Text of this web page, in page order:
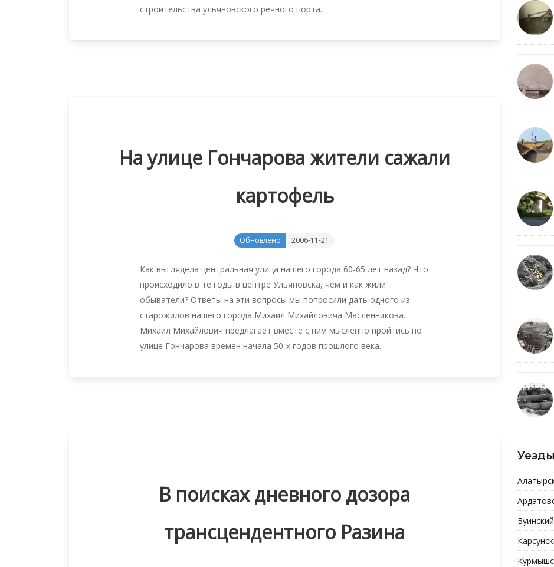
строительства ульяновского речного порта.
На улице Гончарова жители сажали
картофель
Обновлено 2006-11-21
Как выглядела центральная улица нашего города 60-65 лет назад? Что
происходило в те годы в центре Ульяновска, чем и как жили
обыватели? Ответы на эти вопросы мы попросили дать одного из
старожилов нашего города Михаил Михайловича Масленникова.
Михаил Михайлович предлагает вместе с ним мысленно пройтись по
улице Гончарова времен начала 50-х годов прошлого века.
В поисках дневного дозора
трансцендентного Разина